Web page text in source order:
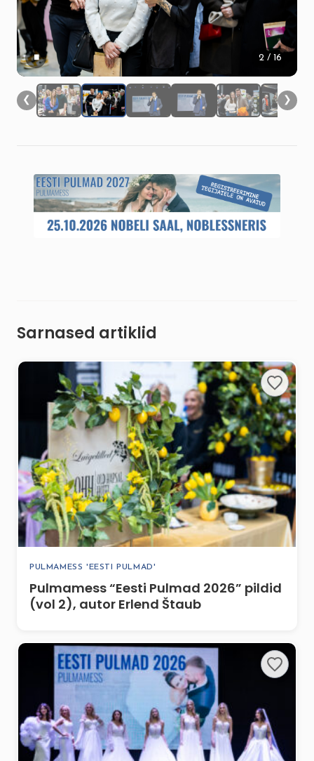
2 / 16
▮▮
❮ ❯
Sarnased artiklid
PULMAMESS 'EESTI PULMAD'
Pulmamess “Eesti Pulmad 2026” pildid
(vol 2), autor Erlend Štaub